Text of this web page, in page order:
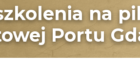
na
Portu